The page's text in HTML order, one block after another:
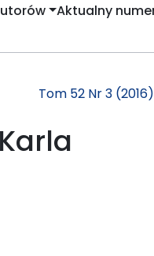
Aktualny
Tom 52 Nr 3 (2016)